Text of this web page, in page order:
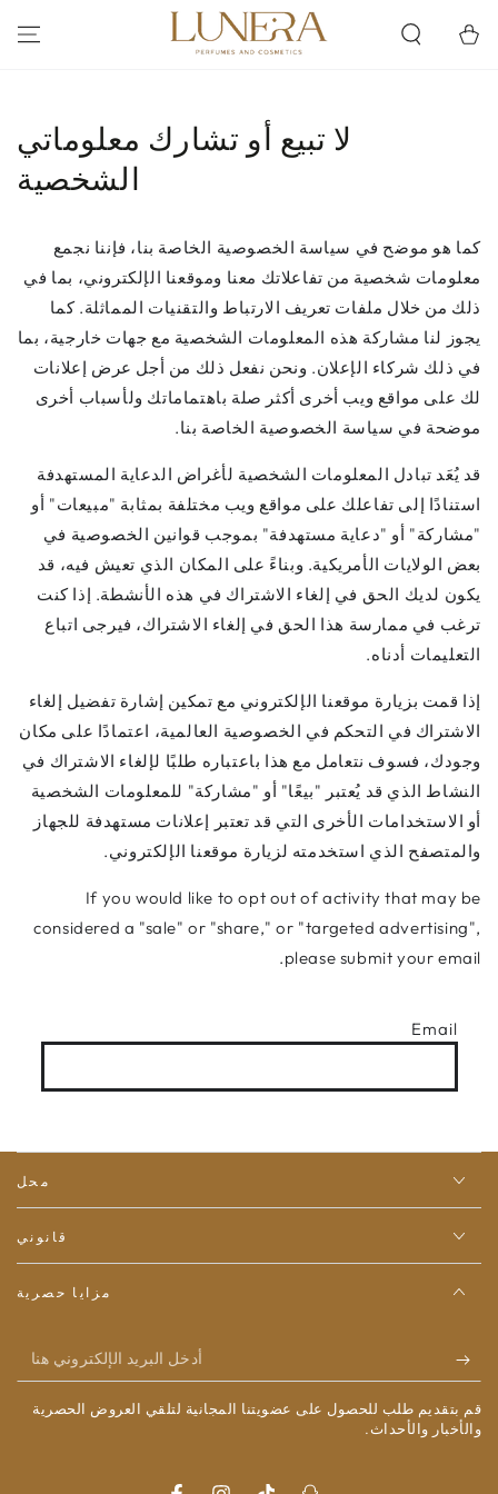
Cart
لا تبيع أو تشارك معلوماتي
الشخصية
كما هو موضح في سياسة الخصوصية الخاصة بنا، فإننا نجمع
معلومات شخصية من تفاعلاتك معنا وموقعنا الإلكتروني، بما في
ذلك من خلال ملفات تعريف الارتباط والتقنيات المماثلة. كما
يجوز لنا مشاركة هذه المعلومات الشخصية مع جهات خارجية، بما
في ذلك شركاء الإعلان. ونحن نفعل ذلك من أجل عرض إعلانات
لك على مواقع ويب أخرى أكثر صلة باهتماماتك ولأسباب أخرى
موضحة في سياسة الخصوصية الخاصة بنا.
قد يُعَد تبادل المعلومات الشخصية لأغراض الدعاية المستهدفة
استنادًا إلى تفاعلك على مواقع ويب مختلفة بمثابة "مبيعات" أو
"مشاركة" أو "دعاية مستهدفة" بموجب قوانين الخصوصية في
بعض الولايات الأمريكية. وبناءً على المكان الذي تعيش فيه، قد
يكون لديك الحق في إلغاء الاشتراك في هذه الأنشطة. إذا كنت
ترغب في ممارسة هذا الحق في إلغاء الاشتراك، فيرجى اتباع
التعليمات أدناه.
إذا قمت بزيارة موقعنا الإلكتروني مع تمكين إشارة تفضيل إلغاء
الاشتراك في التحكم في الخصوصية العالمية، اعتمادًا على مكان
وجودك، فسوف نتعامل مع هذا باعتباره طلبًا لإلغاء الاشتراك في
النشاط الذي قد يُعتبر "بيعًا" أو "مشاركة" للمعلومات الشخصية
أو الاستخدامات الأخرى التي قد تعتبر إعلانات مستهدفة للجهاز
والمتصفح الذي استخدمته لزيارة موقعنا الإلكتروني.
If you would like to opt out of activity that may be
considered a "sale" or "share," or "targeted advertising",
please submit your email.
Email
محل
قانوني
مزايا حصرية
أدخل
البريد
الإلكتروني
قم بتقديم طلب للحصول على عضويتنا المجانية لتلقي العروض الحصرية
والأخبار والأحداث.